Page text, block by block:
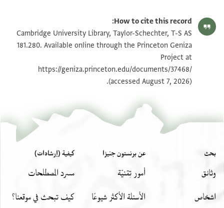
T-S AS 181.280 1v تكبير و تدوير
بيان أذونات الصورة
How to cite this record:
Cambridge University Library, Taylor-Schechter, T-S AS
181.280. Available online through the Princeton Geniza
Project at
https://geniza.princeton.edu/documents/37468/
(accessed August 7, 2026).
بحث
وثائق
اشخاص
عن برنستون جنيزا
أمور تِقنيّة
الأسئلة الأكثر شيوعًا
كيفية (إرشادات)
مسرد المصطلحات
كيف تبحث في موقعنا؟